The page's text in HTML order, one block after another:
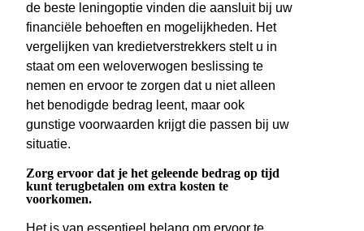
de beste leningoptie vinden die aansluit bij uw
financiële behoeften en mogelijkheden. Het
vergelijken van kredietverstrekkers stelt u in
staat om een weloverwogen beslissing te
nemen en ervoor te zorgen dat u niet alleen
het benodigde bedrag leent, maar ook
gunstige voorwaarden krijgt die passen bij uw
situatie.
Zorg ervoor dat je het geleende bedrag op tijd
kunt terugbetalen om extra kosten te
voorkomen.
Het is van essentieel belang om ervoor te